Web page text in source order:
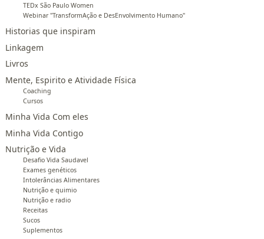
TEDx São Paulo Women
Webinar "TransformAção e DesEnvolvimento Humano"
Historias que inspiram
Linkagem
Livros
Mente, Espirito e Atividade Física
Coaching
Cursos
Minha Vida Com eles
Minha Vida Contigo
Nutrição e Vida
Desafio Vida Saudavel
Exames genéticos
Intolerâncias Alimentares
Nutrição e quimio
Nutrição e radio
Receitas
Sucos
Suplementos